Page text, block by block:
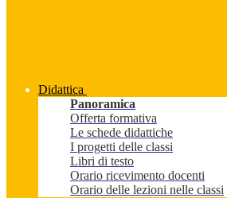
Didattica
Panoramica
Offerta formativa
Le schede didattiche
I progetti delle classi
Libri di testo
Orario ricevimento docenti
Orario delle lezioni nelle classi